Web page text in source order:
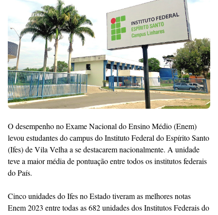
Templates
O desempenho no Exame Nacional do Ensino Médio (Enem)
levou estudantes do campus do Instituto Federal do Espírito Santo
(Ifes) de Vila Velha a se destacarem nacionalmente. A unidade
teve a maior média de pontuação entre todos os institutos federais
do País.
Cinco unidades do Ifes no Estado tiveram as melhores notas
Enem 2023 entre todas as 682 unidades dos Institutos Federais do